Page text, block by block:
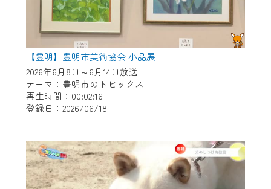
【豊明】豊明市美術協会 小品展
2026年6月8日～6月14日放送
テーマ：豊明市のトピックス
再生時間：00:02:16
登録日：2026/06/18